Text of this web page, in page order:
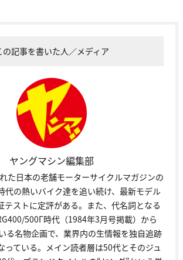
の記事を書いた人／メディア
ヤングマシン編集部
た日本の老舗モーターサイクルマガジンの
代の熱いバイク達を追い続け、最新モデル
テストに定評がある。また、代名詞となる
500Γ時代（1984年3月号掲載）から
る名物企画で、業界内の生情報を独自追跡
っている。メイン読者層は50代とそのジュ